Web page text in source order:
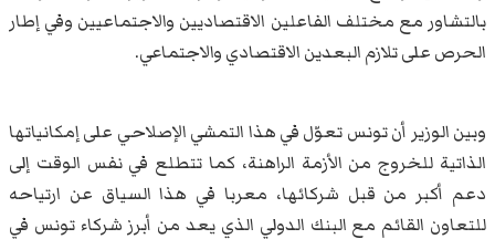
بالتشاور مع مختلف الفاعلين الاقتصاديين والاجتماعيين وفي إطار
الحرص على تلازم البعدين الاقتصادي والاجتماعي.
وبين الوزير أن تونس تعوّل في هذا التمشي الإصلاحي على إمكانياتها
الذاتية للخروج من الأزمة الراهنة، كما تتطلع في نفس الوقت إلى
دعم أكبر من قبل شركائها، معربا في هذا السياق عن ارتياحه
للتعاون القائم مع البنك الدولي الذي يعد من أبرز شركاء تونس في